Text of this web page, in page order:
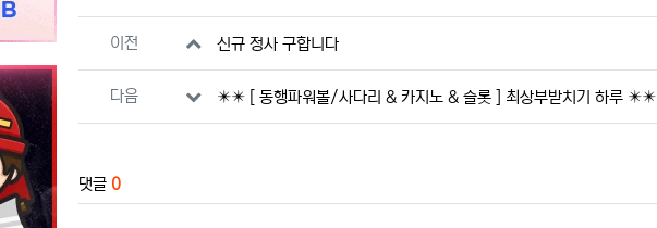
관련자료
이전 신규 정사 구합니다
다음 ✴️✴️ [ 동행파워볼/사다리 & 카지노 & 슬롯 ] 최상부받치기 하루 ✴️✴️
댓글 0